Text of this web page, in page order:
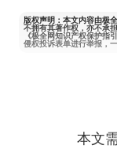
版权声明：本文内容由极
不拥有其著作权，亦不承
《极全网知识产权保护指
侵权投诉表单进行举报，
本文